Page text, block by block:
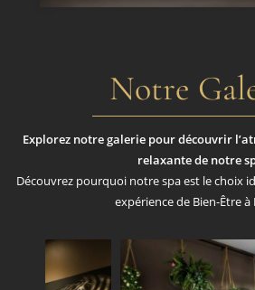
Notre
Explorez notre galerie pour découvrir
relaxante de notre
Découvrez pourquoi notre spa est le choix
expérience de Bien-Être à